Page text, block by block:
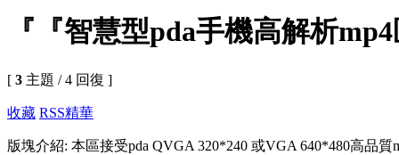
『『智慧型pda手機高解析mp4
[ 3 主題 / 4 回復 ]
收藏 RSS精華
版塊介紹: 本區接受pda QVGA 320*240 或VGA 640*480高品質